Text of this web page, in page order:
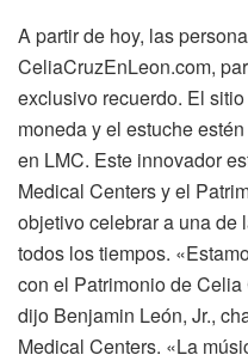
A partir de hoy, las
CeliaCruzEnLeon.com,
exclusivo recuerdo. El
moneda y el estuche
en LMC. Este innovador
Medical Centers y el
objetivo celebrar a una de
todos los tiempos.
con el Patrimonio de
dijo Benjamin León, Jr.,
Medical Centers. «La